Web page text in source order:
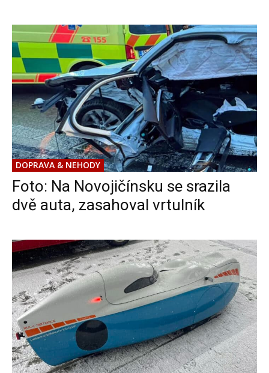
DOPRAVA & NEHODY
Foto: Na Novojičínsku se srazila
dvě auta, zasahoval vrtulník